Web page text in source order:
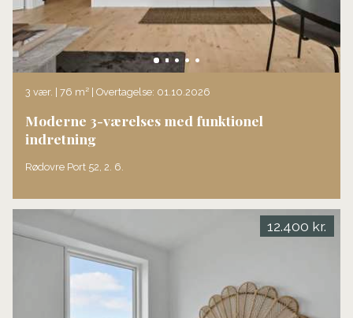
3 vær. | 76 m² | Overtagelse: 01.10.2026
Moderne 3-værelses med funktionel
indretning
Rødovre Port 52, 2. 6.
12.400 kr.